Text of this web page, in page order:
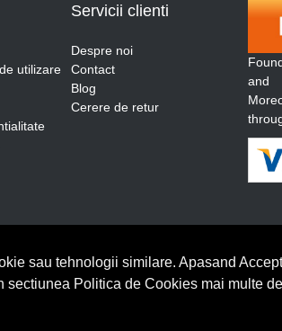
utilizare
Servicii clienti
Despre noi
Contact
Blog
Cerere de retur
and
sau tehnologii similare. Apasand
Politica de Cookies mai multe